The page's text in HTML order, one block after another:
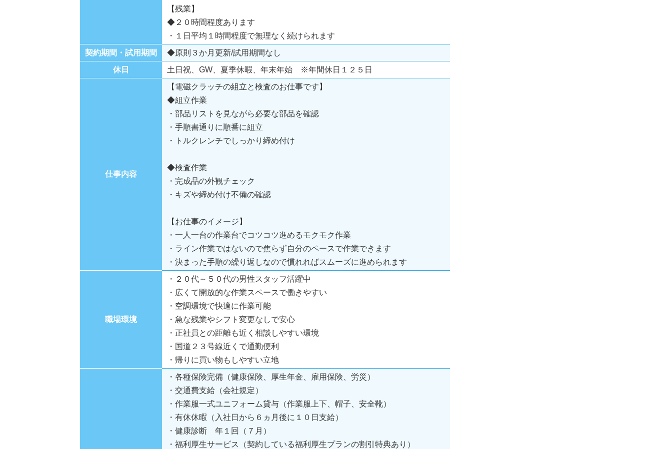
【残業】
◆２０時間程度あります
・１日平均１時間程度で無理なく続けられます
契約期間・試用期間
◆原則３か月更新/試用期間なし
休日
土日祝、GW、夏季休暇、年末年始 ※年間休日１２５日
仕事内容
【電磁クラッチの組立と検査のお仕事です】
◆組立作業
・部品リストを見ながら必要な部品を確認
・手順書通りに順番に組立
・トルクレンチでしっかり締め付け
◆検査作業
・完成品の外観チェック
・キズや締め付け不備の確認
【お仕事のイメージ】
・一人一台の作業台でコツコツ進めるモクモク作業
・ライン作業ではないので焦らず自分のペースで作業できます
・決まった手順の繰り返しなので慣れればスムーズに進められます
職場環境
・２０代～５０代の男性スタッフ活躍中
・広くて開放的な作業スペースで働きやすい
・空調環境で快適に作業可能
・急な残業やシフト変更なしで安心
・正社員との距離も近く相談しやすい環境
・国道２３号線近くで通勤便利
・帰りに買い物もしやすい立地
・各種保険完備（健康保険、厚生年金、雇用保険、労災）
・交通費支給（会社規定）
・作業服一式ユニフォーム貸与（作業服上下、帽子、安全靴）
・有休休暇（入社日から６ヵ月後に１０日支給）
・健康診断 年１回（７月）
・福利厚生サービス（契約している福利厚生プランの割引特典あり）